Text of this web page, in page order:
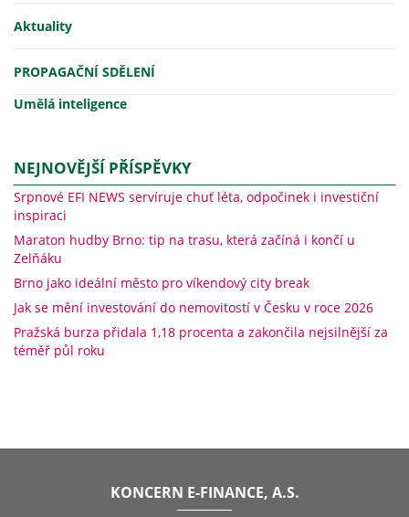
Aktuality
PROPAGAČNÍ SDĚLENÍ
Umělá inteligence
NEJNOVĚJŠÍ PŘÍSPĚVKY
Srpnové EFI NEWS servíruje chuť léta, odpočinek i investiční
inspiraci
Maraton hudby Brno: tip na trasu, která začíná i končí u
Zelňáku
Brno jako ideální město pro víkendový city break
Jak se mění investování do nemovitostí v Česku v roce 2026
Pražská burza přidala 1,18 procenta a zakončila nejsilnější za
téměř půl roku
KONCERN E-FINANCE, A.S.